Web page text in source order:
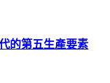
的第五生產要素